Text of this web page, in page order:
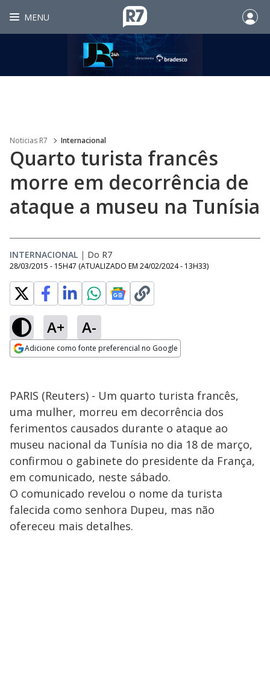
MENU
Noticias R7 Internacional
Quarto turista francês
morre em decorrência de
ataque a museu na Tunísia
INTERNACIONAL | Do R7
28/03/2015 - 15H47 (ATUALIZADO EM 24/02/2024 - 13H33)
A+ A-
Adicione como fonte preferencial no Google
PARIS (Reuters) - Um quarto turista francês,
uma mulher, morreu em decorrência dos
ferimentos causados durante o ataque ao
museu nacional da Tunísia no dia 18 de março,
confirmou o gabinete do presidente da França,
em comunicado, neste sábado.
O comunicado revelou o nome da turista
falecida como senhora Dupeu, mas não
ofereceu mais detalhes.